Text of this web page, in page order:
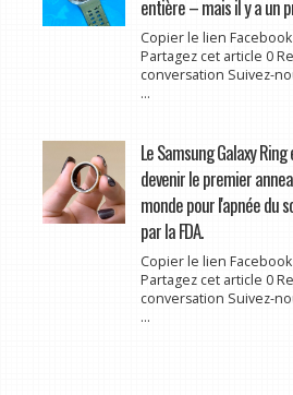
entière – mais il y a un
Copier le lien
Partagez cet article 0
conversation Suivez-
...
Le Samsung Galaxy
devenir le premier
monde pour l'apnée du
par la FDA.
Copier le lien
Partagez cet article 0
conversation Suivez-
...